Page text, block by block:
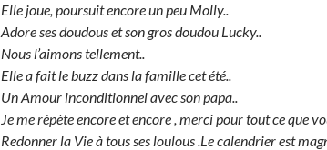
Elle joue, poursuit encore un peu Molly..
Adore ses doudous et son gros doudou Lucky..
Nous l’aimons tellement..
Elle a fait le buzz dans la famille cet été..
Un Amour inconditionnel avec son papa..
Je me répète encore et encore , merci pour tout ce que
Redonner la Vie à tous ses loulous .Le calendrier est